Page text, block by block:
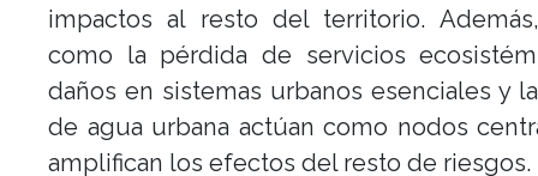
impactos al resto del territorio.
como la pérdida de servicios
daños en sistemas urbanos esenciales y
de agua urbana actúan como nodos
amplifican los efectos del resto de riesgos.